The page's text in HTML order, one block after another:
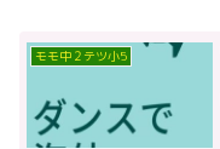
モモ中２テツ小5